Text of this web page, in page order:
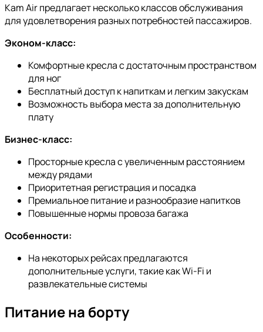
Kam Air предлагает несколько классов обслуживания
для удовлетворения разных потребностей пассажиров.
Эконом-класс:
Комфортные кресла с достаточным пространством
для ног
Бесплатный доступ к напиткам и легким закускам
Возможность выбора места за дополнительную
плату
Бизнес-класс:
Просторные кресла с увеличенным расстоянием
между рядами
Приоритетная регистрация и посадка
Премиальное питание и разнообразие напитков
Повышенные нормы провоза багажа
Особенности:
На некоторых рейсах предлагаются
дополнительные услуги, такие как Wi-Fi и
развлекательные системы
Питание на борту